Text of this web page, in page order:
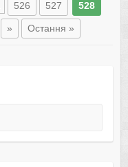
526 527 528
» Остання »